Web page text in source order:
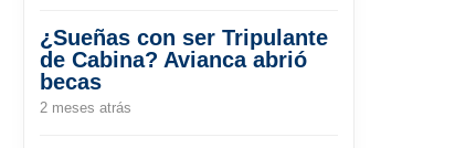
¿Sueñas con ser Tripulante
de Cabina? Avianca abrió
becas
2 meses atrás